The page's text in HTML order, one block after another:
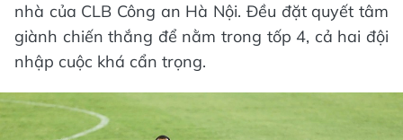
nhà của CLB Công an Hà Nội. Đều đặt quyết tâm
giành chiến thắng để nằm trong tốp 4, cả hai đội
nhập cuộc khá cẩn trọng.